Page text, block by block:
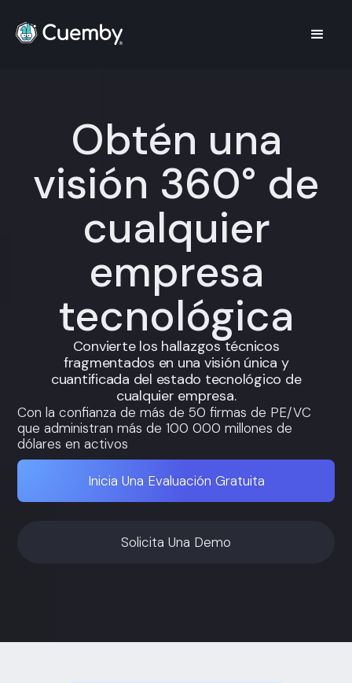
Obtén una
visión 360° de
cualquier
empresa
tecnológica
Convierte los hallazgos técnicos
fragmentados en una visión única y
cuantificada del estado tecnológico de
cualquier empresa.
Con la confianza de más de 50 firmas de PE/VC
que administran más de 100 000 millones de
dólares en activos
Inicia Una Evaluación Gratuita
Solicita Una Demo